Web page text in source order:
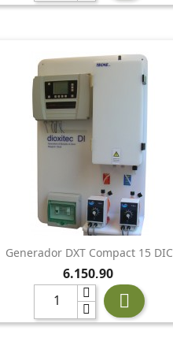
Generador DXT Compact 15 DIC
Preu
6.150,90

 Vista ràpida